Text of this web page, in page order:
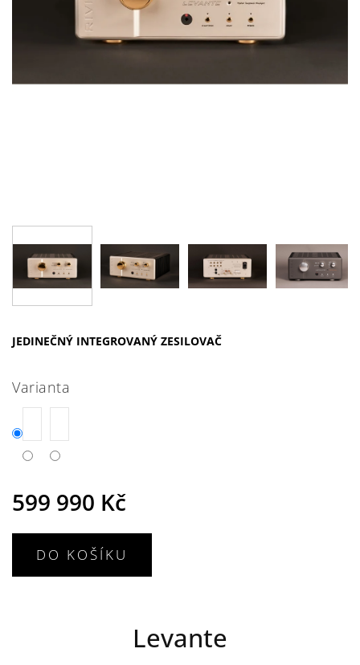
599 990 Kč
Varianta
DO KOŠÍKU
JEDINEČNÝ INTEGROVANÝ ZESILOVAČ
Levante